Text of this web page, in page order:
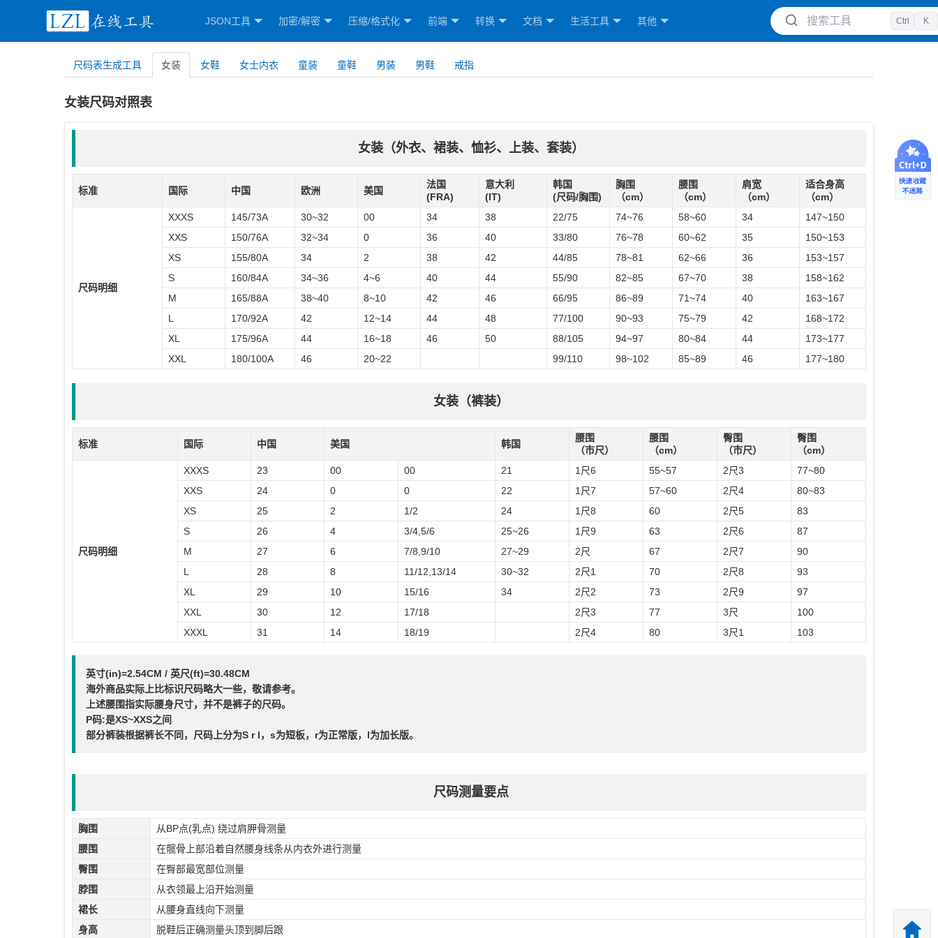
JSON工具 加密/解密 压缩/格式化 前端 转换 文档 生活工具 其他 搜索工具 Ctrl K
尺码表生成工具 女装 女鞋 女士内衣 童装 童鞋 男装 男鞋 戒指
女装尺码对照表
女装（外衣、裙装、恤衫、上装、套装）
标准 国际 中国 欧洲 美国
法国
(FRA)
意大利
(IT)
韩国
(尺码/胸围)
胸围
（cm）
腰围
（cm）
肩宽
（cm）
适合身高
（cm）
尺码明细
XXXS 145/73A 30~32 00 34 38 22/75 74~76 58~60 34
147~150
XXS
150/76A 32~34 0 36 40 33/80 76~78 60~62 35
150~153
XS
155/80A 34 2 38 42 44/85 78~81 62~66 36
153~157
S
160/84A 34~36 4~6 40 44 55/90 82~85 67~70 38
158~162
M
165/88A 38~40 8~10 42 46 66/95 86~89 71~74 40
163~167
L
170/92A 42 12~14 44 48 77/100 90~93 75~79 42
168~172
XL
175/96A 44 16~18 46 50 88/105 94~97 80~84 44
173~177
XXL
180/100A 46 20~22 99/110 98~102 85~89 46 177~180
女装（裤装）
标准 国际 中国 美国 韩国
腰围
（市尺）
腰围
（cm）
臀围
（市尺）
臀围
（cm）
尺码明细
XXXS 23 00 00 21 1尺6 55~57 2尺3
77~80
XXS
24 0 0 22 1尺7 57~60 2尺4
80~83
XS
25 2 1/2 24 1尺8 60 2尺5
83
S
26 4 3/4,5/6 25~26 1尺9 63 2尺6
87
M
27 6 7/8,9/10 27~29 2尺 67 2尺7
90
L
28 8 11/12,13/14 30~32 2尺1 70 2尺8
93
XL
29 10 15/16 34 2尺2 73 2尺9
97
XXL
30 12 17/18 2尺3 77 3尺
100
XXXL
31 14 18/19 2尺4 80 3尺1 103
英寸(in)=2.54CM / 英尺(ft)=30.48CM
海外商品实际上比标识尺码略大一些，敬请参考。
上述腰围指实际腰身尺寸，并不是裤子的尺码。
P码:是XS~XXS之间
部分裤装根据裤长不同，尺码上分为S r l，s为短板，r为正常版，l为加长版。
尺码测量要点
胸围
从BP点(乳点) 绕过肩胛骨测量
腰围
在髋骨上部沿着自然腰身线条从内衣外进行测量
臀围
在臀部最宽部位测量
脖围
从衣领最上沿开始测量
裙长
从腰身直线向下测量
身高
脱鞋后正确测量头顶到脚后跟